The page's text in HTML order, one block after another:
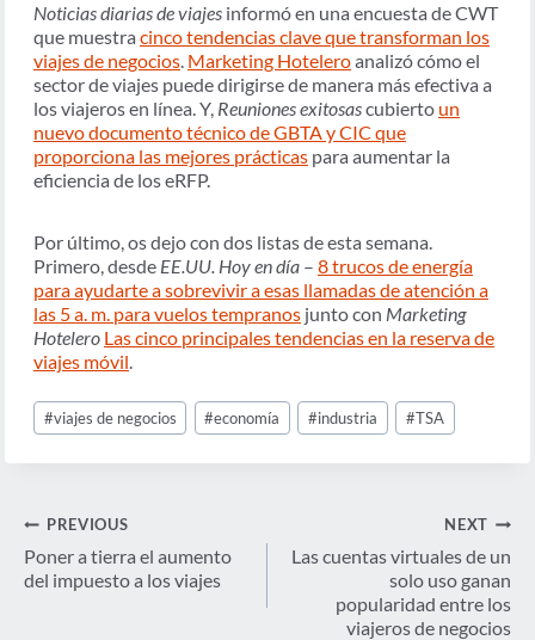
Noticias diarias de viajes informó en una encuesta de CWT
que muestra cinco tendencias clave que transforman los
viajes de negocios. Marketing Hoteleroanalizó cómo el
sector de viajes puede dirigirse de manera más efectiva a
los viajeros en línea. Y, Reuniones exitosascubierto un
nuevo documento técnico de GBTA y CIC que
proporciona las mejores prácticas para aumentar la
eficiencia de los eRFP.
Por último, os dejo con dos listas de esta semana.
Primero, desde EE.UU. Hoy en día – 8 trucos de energía
para ayudarte a sobrevivir a esas llamadas de atención a
las 5 a. m. para vuelos tempranos junto con Marketing
Hotelero Las cinco principales tendencias en la reserva de
viajes móvil.
Post
Tags:
#viajes de negocios #economía #industria #TSA
Navegación
de
entradas
PREVIOUS
Poner a tierra el aumento
del impuesto a los viajes
NEXT
Las cuentas virtuales de un
solo uso ganan
popularidad entre los
viajeros de negocios